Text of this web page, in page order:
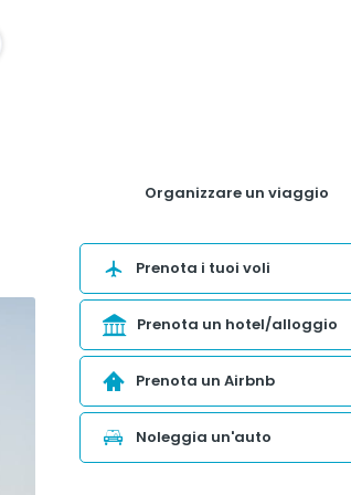
Organizzare un viaggio
Prenota i tuoi voli
Prenota un hotel/alloggio
Prenota un Airbnb
Noleggia un'auto